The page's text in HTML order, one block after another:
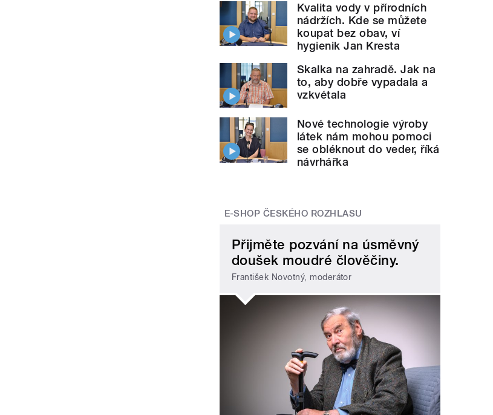
Kvalita vody v přírodních
nádržích. Kde se můžete
koupat bez obav, ví
hygienik Jan Kresta
Skalka na zahradě. Jak na
to, aby dobře vypadala a
vzkvétala
Nové technologie výroby
látek nám mohou pomoci
se obléknout do veder, říká
návrhářka
E-SHOP ČESKÉHO ROZHLASU
Přijměte pozvání na úsměvný
doušek moudré člověčiny.
František Novotný, moderátor